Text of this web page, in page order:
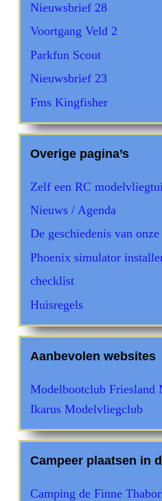
Nieuwsbrief 28
Voortgang Veld 2
Parkfun Scout
Nieuwsbrief 23
Fms Kingfisher
Overige pagina’s
Zelf een RC
Nieuws / Agenda
De geschiedenis van
Phoenix simulator
checklist
Huisregels
Aanbevolen websites
Modelbootclub Friesland
Ikarus Modelvliegclub
Campeer plaatsen in
Camping de Finne